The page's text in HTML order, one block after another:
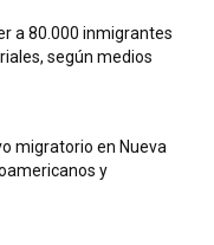
a 80.000 inmigrantes
según medios
migratorio en Nueva
y